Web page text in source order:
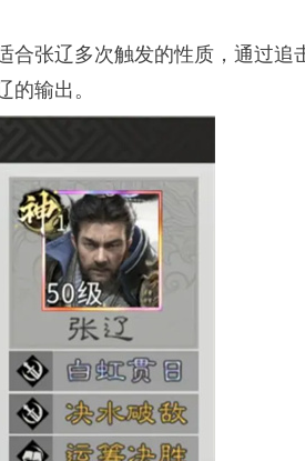
合张辽多次触发的性质，通过追
输出。